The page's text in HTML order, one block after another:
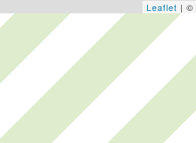
Leaflet | ©